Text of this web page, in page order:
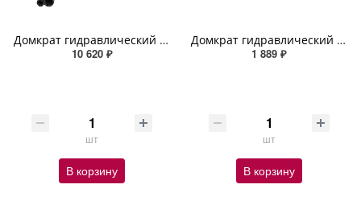
Домкрат гидравлический бутылочный 50т h 285-465мм SKYWAY с клапаном в коробке
10 620 ₽
шт
В корзину
Домкрат гидравлический бутылочный SKYWAY SUMO 2т h 150-278мм в кейсе
1 889 ₽
шт
В корзину